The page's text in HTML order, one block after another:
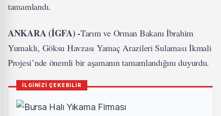
tamamlandı.
ANKARA (İGFA) -Tarım ve Orman Bakanı İbrahim
Yumaklı, Göksu Havzası Yamaç Arazileri Sulaması İkmali
Projesi’nde önemli bir aşamanın tamamlandığını duyurdu.
İLGİNİZİ ÇEKEBİLİR